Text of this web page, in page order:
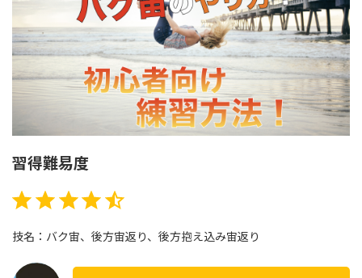
習得難易度
⭐⭐⭐ ⭐ ⭐
技名：バク宙、後方宙返り、後方抱え込み宙返り